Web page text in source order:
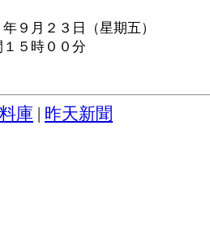
９月２３日（星期五）
５時００分
庫 昨天新聞